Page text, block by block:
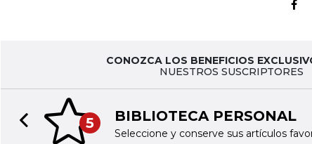
CONOZCA LOS BENEFICIOS
NUESTROS SUSCRIPTORES
5 BIBLIOTECA PERSONAL
Seleccione y conserve sus artículos
Previous slide